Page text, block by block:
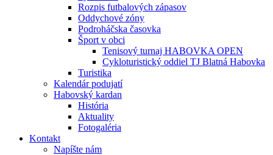
Rozpis futbalových zápasov
Oddychové zóny
Podroháčska časovka
Šport v obci
Tenisový turnaj HABOVKA OPEN
Cykloturistický oddiel TJ Blatná Habovka
Turistika
Kalendár podujatí
Habovský kardan
História
Aktuality
Fotogaléria
Kontakt
Napíšte nám